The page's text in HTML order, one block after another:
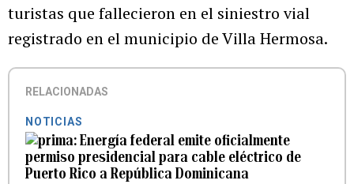
turistas que fallecieron en el siniestro vial
registrado en el municipio de Villa Hermosa.
RELACIONADAS
NOTICIAS
Energía federal emite oficialmente
permiso presidencial para cable eléctrico de
Puerto Rico a República Dominicana